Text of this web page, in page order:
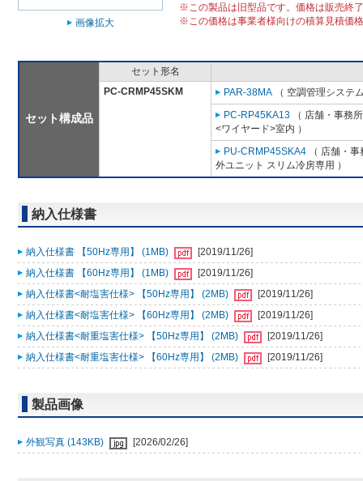
画像拡大
※この製品は旧型品です。価格は販売終
※この価格は事業者様向けの積算見積価
セット構成品
セット形名
PC-CRMP45SKM
PAR-38MA （ 空調管理システ
PC-RP45KA13 （ 店舗・事務
<ワイヤード>室内 ）
PU-CRMP45SKA4 （ 店舗・
外ユニット スリム冷房専用 ）
納入仕様書
納入仕様書 【50Hz専用】 (1MB)
[2019/11/26]
納入仕様書 【60Hz専用】 (1MB)
[2019/11/26]
納入仕様書<耐塩害仕様> 【50Hz専用】 (2MB)
[2019/11/26]
納入仕様書<耐塩害仕様> 【60Hz専用】 (2MB)
[2019/11/26]
納入仕様書<耐重塩害仕様> 【50Hz専用】 (2MB)
[2019/11/26]
納入仕様書<耐重塩害仕様> 【60Hz専用】 (2MB)
[2019/11/26]
製品画像
外観写真 (143KB) [2026/02/26]